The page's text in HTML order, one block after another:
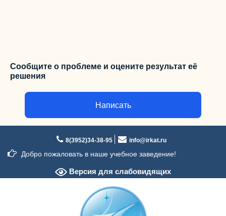
Сообщите о проблеме и оцените результат её
решения
Написать
содержимому
8(3952)34-38-95 info@irkat.ru
Добро пожаловать в наше учебное заведение!
Версия для слабовидящих